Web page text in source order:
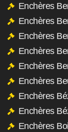
Enchères
Enchères
Enchères
Enchères
Enchères
Enchères
Enchères
Enchères
Enchères